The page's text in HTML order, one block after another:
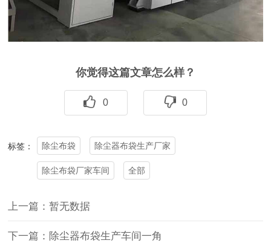
你觉得这篇文章怎么样？
0 0
标签： 除尘布袋 除尘器布袋生产厂家
除尘布袋厂家车间 全部
上一篇：暂无数据
下一篇：除尘器布袋生产车间一角